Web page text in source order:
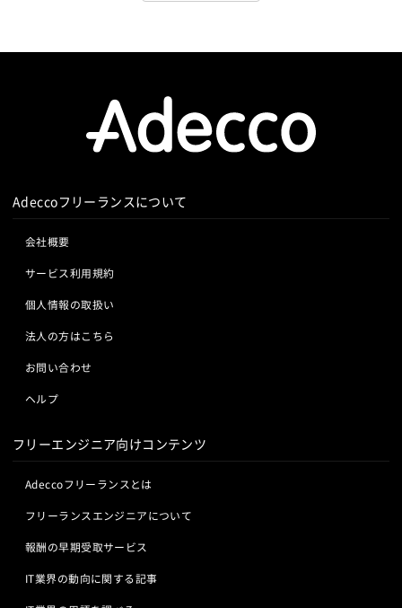
Adeccoフリーランスについて
会社概要
サービス利用規約
個人情報の取扱い
法人の方はこちら
お問い合わせ
ヘルプ
フリーエンジニア向けコンテンツ
Adeccoフリーランスとは
フリーランスエンジニアについて
報酬の早期受取サービス
IT業界の動向に関する記事